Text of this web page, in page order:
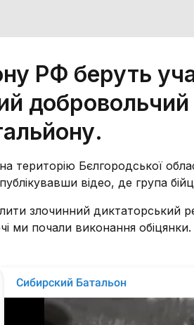
РФ беруть
територію Бєлгородської
відео, де група
злочинний
ми почали виконання